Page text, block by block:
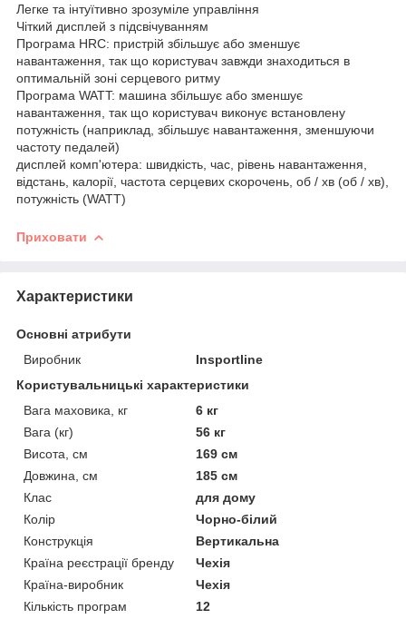
Легке та інтуїтивно зрозуміле управління
Чіткий дисплей з підсвічуванням
Програма HRC: пристрій збільшує або зменшує
навантаження, так що користувач завжди знаходиться в
оптимальній зоні серцевого ритму
Програма WATT: машина збільшує або зменшує
навантаження, так що користувач виконує встановлену
потужність (наприклад, збільшує навантаження, зменшуючи
частоту педалей)
дисплей комп'ютера: швидкість, час, рівень навантаження,
відстань, калорії, частота серцевих скорочень, об / хв (об / хв),
потужність (WATT)
Приховати
Характеристики
Основні атрибути
Виробник
Insportline
Користувальницькі характеристики
Вага маховика, кг
6 кг
Вага (кг)
56 кг
Висота, см
169 см
Довжина, см
185 см
Клас
для дому
Колір
Чорно-білий
Конструкція
Вертикальна
Країна реєстрації бренду
Чехія
Країна-виробник
Чехія
Кількість програм
12